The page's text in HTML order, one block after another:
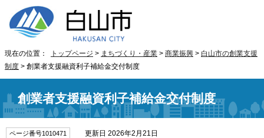
現在の位置： トップページ > まちづくり・産業 > 商業振興 > 白山市の創業支援
制度 > 創業者支援融資利子補給金交付制度
創業者支援融資利子補給金交付制度
ページ番号1010471 更新日 2026年2月21日